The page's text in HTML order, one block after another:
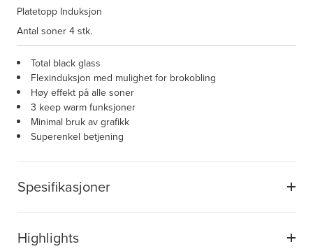
Spesifikasjoner
Highlights
Platetopp Induksjon
Antal soner4 stk.
Total black glass
Flexinduksjon med mulighet for brokobling
Høy effekt på alle soner
3 keep warm funksjoner
Minimal bruk av grafikk
Superenkel betjening